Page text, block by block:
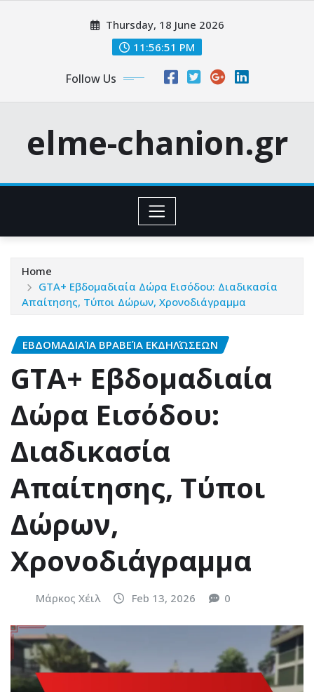
Thursday, 18 June 2026
11:56:53 PM
Follow Us
elme-chanion.gr
Home
GTA+ Εβδομαδιαία Δώρα Εισόδου: Διαδικασία
Απαίτησης, Τύποι Δώρων, Χρονοδιάγραμμα
ΕΒΔΟΜΑΔΙΑΊΑ ΒΡΑΒΕΊΑ ΕΚΔΗΛΏΣΕΩΝ
GTA+ Εβδομαδιαία
Δώρα Εισόδου:
Διαδικασία
Απαίτησης, Τύποι
Δώρων,
Χρονοδιάγραμμα
Μάρκος Χέιλ Feb 13, 2026 0